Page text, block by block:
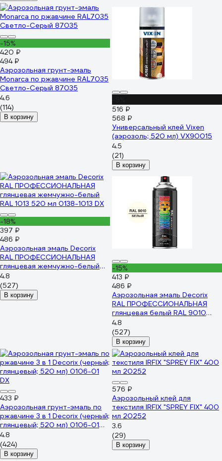
-15%
420 ₽
494 ₽
Аэрозольная грунт-эмаль
Monarca по ржавчине RAL7035
Светло-Серый 87035
4.6
(114)
В корзину
516 ₽
568 ₽
Универсальный клей Vixen
(аэрозоль; 520 мл) VX90015
4.5
(21)
В корзину
-18%
397 ₽
486 ₽
Аэрозольная эмаль Decorix
RAL ПРОФЕССИОНАЛЬНАЯ
глянцевая жемчужно-белый
RAL 1013 520 мл 0138-1013 DX
4.8
(527)
В корзину
-15%
413 ₽
486 ₽
Аэрозольная эмаль Decorix
RAL ПРОФЕССИОНАЛЬНАЯ
глянцевая белый RAL 9010
520 мл 0138-9010 DX
4.8
(527)
В корзину
433 ₽
Аэрозольная грунт-эмаль по
ржавчине 3 в 1 Decorix (черный;
глянцевый; 520 мл) 0106-01
DX
4.8
(424)
В корзину
576 ₽
Аэрозольный клей для
текстиля IRFIX "SPREY FIX" 400
мл 20252
3.6
(29)
В корзину